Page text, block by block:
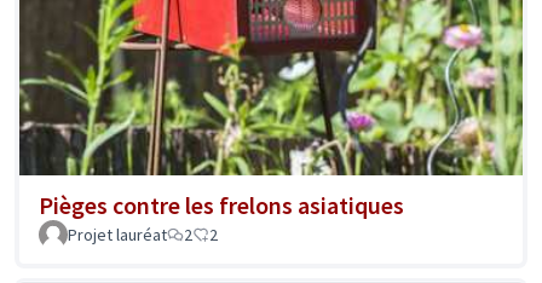
Pièges contre les frelons asiatiques
Projet lauréat 2 2